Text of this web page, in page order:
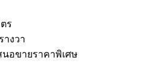
ร
างวา
นอขายราคาพิเศษ